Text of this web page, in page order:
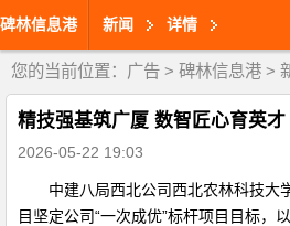
碑林信息港 新闻 详情
您的当前位置： 广告 > 碑林信息港 >
精技强基筑广厦 数智匠心育英才
2026-05-22 19:03
中建八局西北公司西北农林科技大
目坚定公司“一次成优”标杆项目目标，